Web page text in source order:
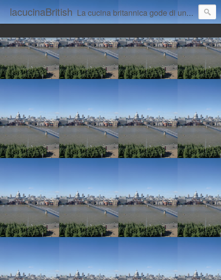
lacucinaBritish La cucina britannica gode di una cattiva fama. Questo blog intende dimostrare il contrario.